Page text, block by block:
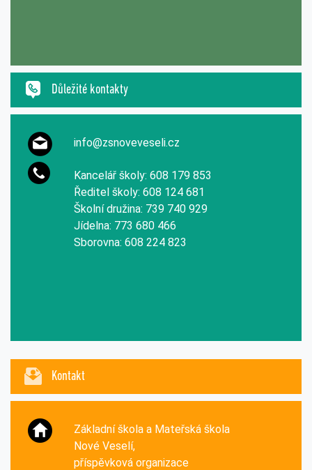
Důležité kontakty
info@zsnoveveseli.cz
Kancelář školy: 608 179 853
Ředitel školy: 608 124 681
Školní družina: 739 740 929
Jídelna: 773 680 466
Sborovna: 608 224 823
Kontakt
Základní škola a Mateřská škola
Nové Veselí,
příspěvková organizace